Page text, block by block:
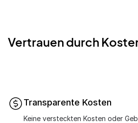
Vertrauen durch
Transparente Kosten
Keine versteckten Kosten oder